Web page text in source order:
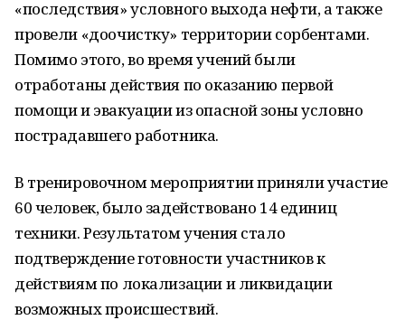
«последствия» условного выхода нефти, а также
провели «доочистку» территории сорбентами.
Помимо этого, во время учений были
отработаны действия по оказанию первой
помощи и эвакуации из опасной зоны условно
пострадавшего работника.
В тренировочном мероприятии приняли участие
60 человек, было задействовано 14 единиц
техники. Результатом учения стало
подтверждение готовности участников к
действиям по локализации и ликвидации
возможных происшествий.